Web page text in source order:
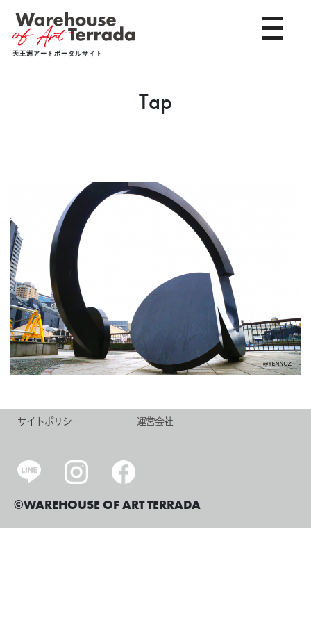
天王洲アートポータルサイト
toggle
Tap
サイトポリシー 運営会社
©WAREHOUSE OF ART TERRADA